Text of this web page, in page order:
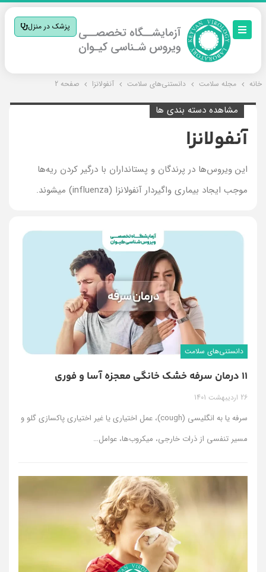
پزشک در منزل
خانه مجله سلامت دانستنی‌های سلامت آنفولانزا صفحه 2
مشاهده دسته بندی ها
آنفولانزا
این ویروس‌ها در پرندگان و پستانداران با درگیر کردن ریه‌ها
موجب ایجاد بیماری واگیردار آنفولانزا (influenza) میشوند.
دانستنی‌های سلامت
11 درمان سرفه خشک خانگی معجزه آسا و فوری
26 اردیبهشت 1401
سرفه یا به انگلیسی (cough)، عمل اختیاری یا غیر اختیاری پاکسازی گلو و
مسیر تنفسی از ذرات خارجی، میکروب‌ها، عوامل…